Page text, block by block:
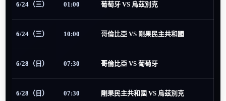
6/24（三） 01:00 葡萄牙 VS 烏茲別克
6/24（三） 10:00 哥倫比亞 VS 剛果民主共和國
6/28（日） 07:30 哥倫比亞 VS 葡萄牙
6/28（日） 07:30 剛果民主共和國 VS 烏茲別克